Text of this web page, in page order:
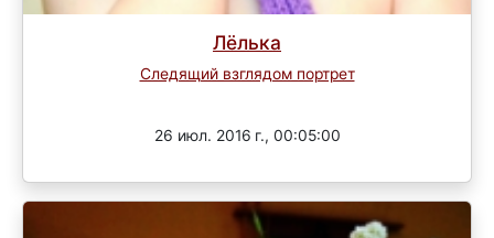
Лёлька
Следящий взглядом портрет
26 июл. 2016 г., 00:05:00